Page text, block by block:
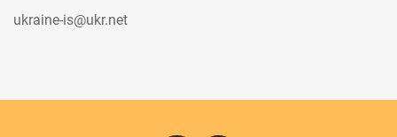
ukraine-is@ukr.net